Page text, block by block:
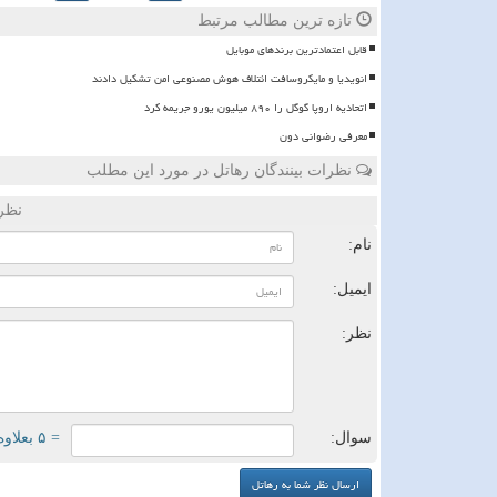
تازه ترین مطالب مرتبط
قابل اعتمادترین برندهای موبایل
انویدیا و مایکروسافت ائتلاف هوش مصنوعی امن تشکیل دادند
اتحادیه اروپا گوگل را ۸۹۰ میلیون یورو جریمه کرد
معرفی رضوانی دون
نظرات بینندگان رهاتل در مورد این مطلب
نام:
ایمیل:
نظر:
سوال: = ۵ بعلاوه ۳